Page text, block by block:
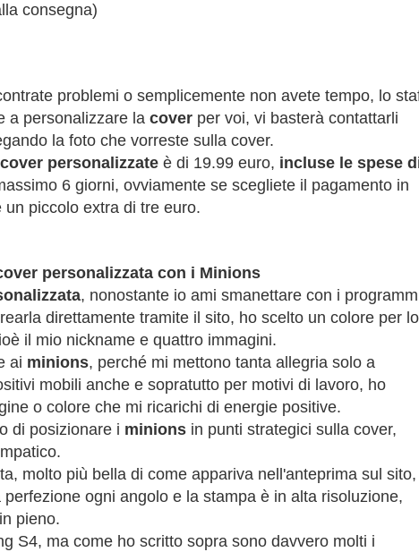
consegna)
problemi o semplicemente non avete tempo, lo
a personalizzare lacoverper voi, vi basterà contattarli
la foto che vorreste sulla cover.
personalizzate è di 19.99 euro, incluse le spese
6 giorni, ovviamente se scegliete il pagamento in
piccolo extra di tre euro.
personalizzata con i Minions
, nonostante io ami smanettare con i
direttamente tramite il sito, ho scelto un colore per lo
il mio nickname e quattro immagini.
ai minions, perché mi mettono tanta allegria solo a
mobili anche e sopratutto per motivi di lavoro, ho
o colore che mi ricarichi di energie positive.
di posizionare i minionsin punti strategici sulla cover,
molto più bella di come appariva nell'anteprima sul sito,
ogni angolo e la stampa è in alta risoluzione,
pieno.
S4, ma come ho scritto sopra sono davvero molti i